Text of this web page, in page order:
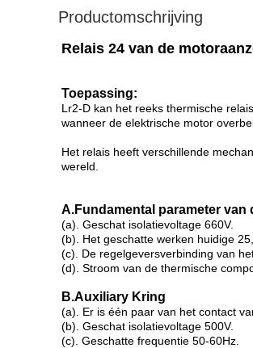
Productomschrijving
Relais 24 van de
Toepassing:
Lr2-D kan het reeks thermische
wanneer de elektrische motor
Het relais heeft verschillende
wereld.
A.Fundamental parameter van
(a). Geschat isolatievoltage 660V.
(b). Het geschatte werken huidige
(c). De regelgeversverbinding van
(d). Stroom van de thermische
B.Auxiliary Kring
(a). Er is één paar van het contact
(b). Geschat isolatievoltage 500V.
(c). Geschatte frequentie 50-60Hz.